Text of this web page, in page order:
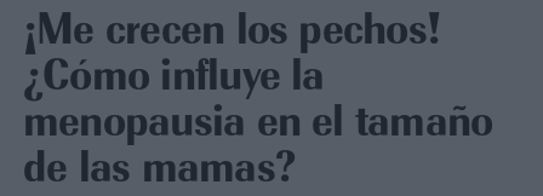
¡Me crecen los pechos!
¿Cómo influye la
menopausia en el tamaño
de las mamas?